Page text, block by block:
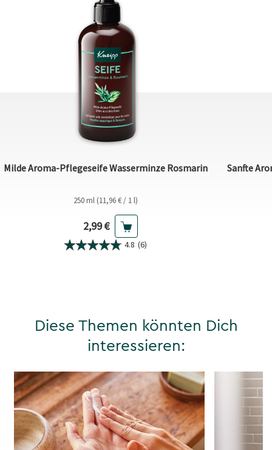
Milde Aroma-Pflegeseife Wasserminze Rosmarin
250 ml (11,96 € / 1 l)
Aktueller Preis
2,99 €
4.8 (6)
Sanfte
Diese Themen könnten Dich
interessieren: